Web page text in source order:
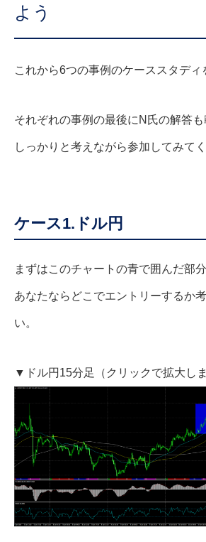
よう
これから6つの事例のケーススタディ
それぞれの事例の最後にN氏の解答も
しっかりと考えながら参加してみて
ケース1.ドル円
まずはこのチャートの青で囲んだ部分
あなたならどこでエントリーするか
い。
▼ドル円15分足（クリックで拡大しま